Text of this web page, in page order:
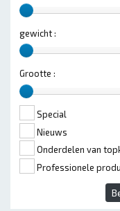
gewicht :
Grootte :
Special
Nieuws
Onderdelen van
Professionele